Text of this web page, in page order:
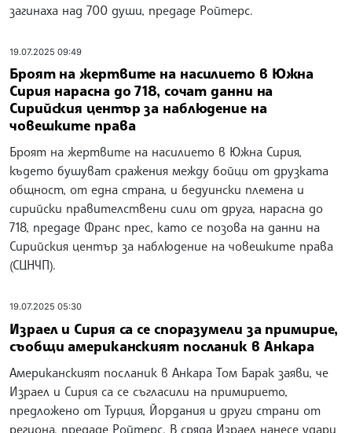
загинаха над 700 души, предаде Ройтерс.
19.07.2025 09:49
Броят на жертвите на насилието в Южна
Сирия нарасна до 718, сочат данни на
Сирийския център за наблюдение на
човешките права
Броят на жертвите на насилието в Южна Сирия,
където бушуват сражения между бойци от друзката
общност, от една страна, и бедуински племена и
сирийски правителствени сили от друга, нарасна до
718, предаде Франс прес, като се позова на данни на
Сирийския център за наблюдение на човешките права
(СЦНЧП).
19.07.2025 05:30
Израел и Сирия са се споразумели за примирие,
съобщи американският посланик в Анкара
Американският посланик в Анкара Том Барак заяви, че
Израел и Сирия са се съгласили на примирието,
предложено от Турция, Йордания и други страни от
региона, предаде Ройтерс. В сряда Израел нанесе удари